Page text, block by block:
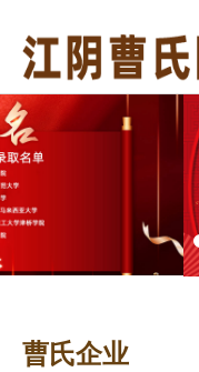
曹氏企业